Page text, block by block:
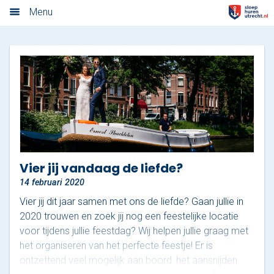
Menu
Nieuwsoverzicht
Tarieven
Rondvaart met schipper
Opstaplocaties
Zelf varen in elektrosloep
Cateringmenu
Arrangementen
Algemene voorwaarden
Vier jij vandaag de liefde?
14 februari 2020
Vier jij dit jaar samen met ons de liefde? Gaan jullie in
2020 trouwen en zoek jij nog een feestelijke locatie
voor tijdens jullie feestdag? Wij helpen jullie graag met
het organiseren van het perfecte feestje! Er is
ontzettend veel mogelijk aan boord: het aansnijden